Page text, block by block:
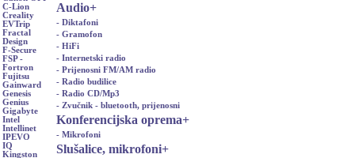
C-Lion
Creality
EVTrip
Fractal
Design
F-Secure
FSP -
Fortron
Fujitsu
Gainward
Genesis
Genius
Gigabyte
Intel
Intellinet
IPEVO
IQ
Kingston
Audio+
- Diktafoni
- Gramofon
- HiFi
- Internetski radio
- Prijenosni FM/AM radio
- Radio budilice
- Radio CD/Mp3
- Zvučnik - bluetooth, prijenosni
Konferencijska oprema+
- Mikrofoni
Slušalice, mikrofoni+